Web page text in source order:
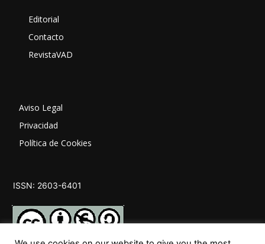
Editorial
Contacto
RevistaVAD
Aviso Legal
Privacidad
Política de Cookies
ISSN: 2603-6401